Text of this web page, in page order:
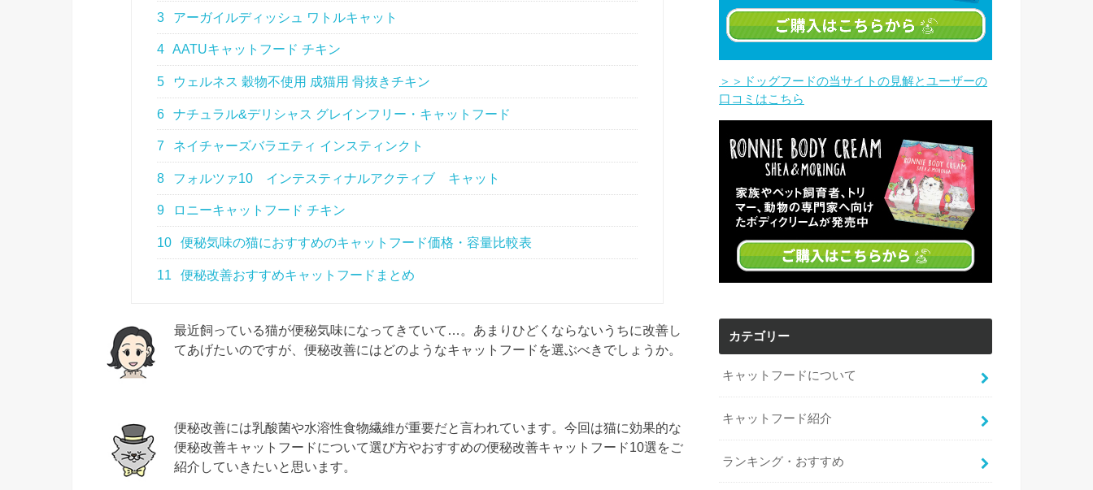
3 アーガイルディッシュ ワトルキャット
4 AATUキャットフード チキン
5 ウェルネス 穀物不使用 成猫用 骨抜きチキン
6 ナチュラル&デリシャス グレインフリー・キャットフード
7 ネイチャーズバラエティ インスティンクト
8 フォルツァ10 インテスティナルアクティブ キャット
9 ロニーキャットフード チキン
10 便秘気味の猫におすすめのキャットフード価格・容量比較表
11 便秘改善おすすめキャットフードまとめ
最近飼っている猫が便秘気味になってきていて…。あまりひどくならないうちに改善し
てあげたいのですが、便秘改善にはどのようなキャットフードを選ぶべきでしょうか。
便秘改善には乳酸菌や水溶性食物繊維が重要だと言われています。今回は猫に効果的な
便秘改善キャットフードについて選び方やおすすめの便秘改善キャットフード10選をご
紹介していきたいと思います。
＞＞ドッグフードの当サイトの見解とユーザーの
口コミはこちら
カテゴリー
キャットフードについて
キャットフード紹介
ランキング・おすすめ